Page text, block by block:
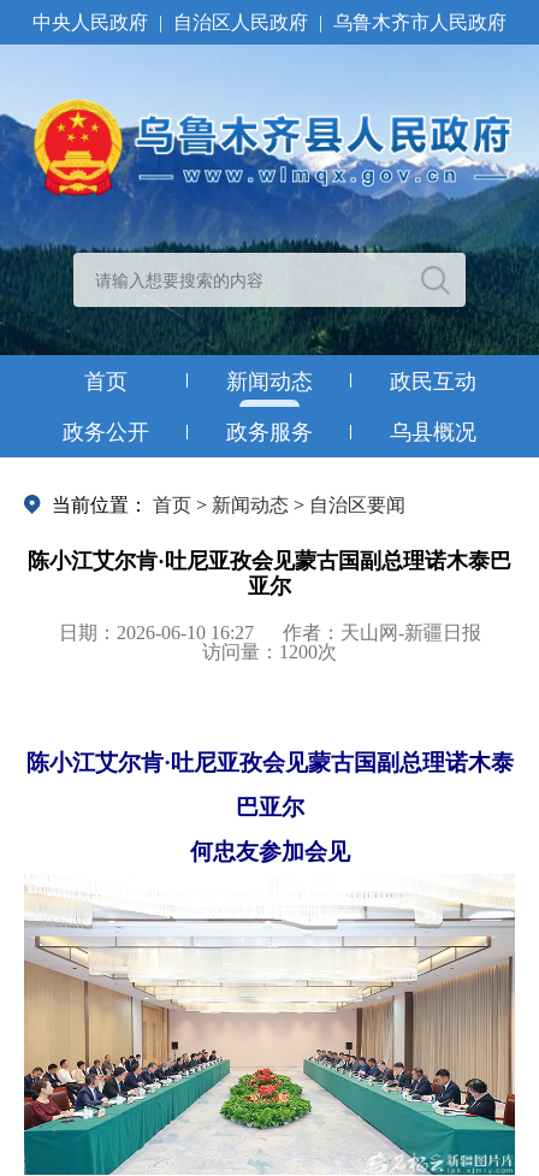
中央人民政府 | 自治区人民政府 | 乌鲁木齐市人民政府
首页 新闻动态 政民互动
政务公开 政务服务 乌县概况
当前位置： 首页 > 新闻动态 > 自治区要闻
陈小江艾尔肯·吐尼亚孜会见蒙古国副总理诺木泰巴
亚尔
日期：2026-06-10 16:27
作者：天山网-新疆日报
访问量： 1200次
陈小江艾尔肯·吐尼亚孜会见蒙古国副总理诺木泰
巴亚尔
何忠友参加会见